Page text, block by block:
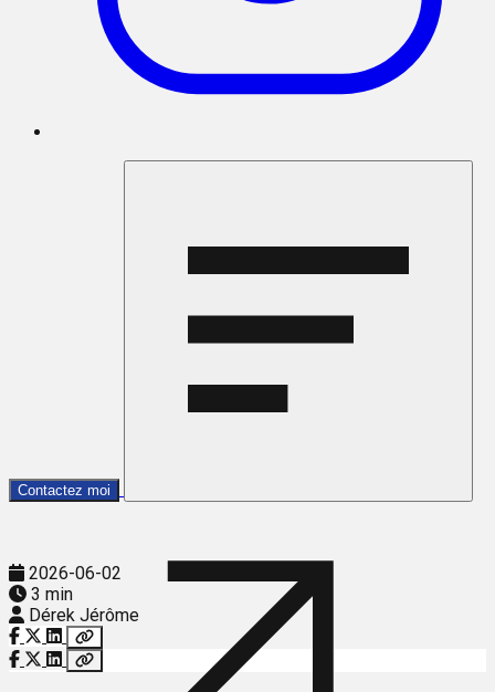
Contactez moi
2026-06-02
3 min
Dérek Jérôme